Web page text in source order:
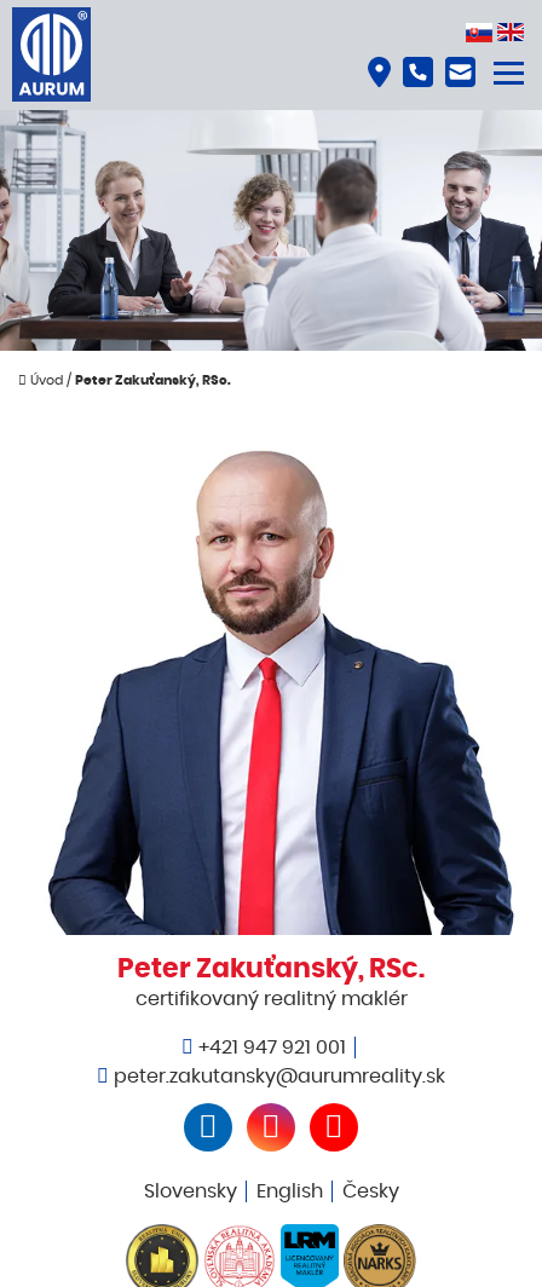
Úvod / Peter Zakuťanský, RSc.
Peter Zakuťanský, RSc.
certifikovaný realitný maklér
+421 947 921 001
peter.zakutansky@aurumreality.sk
Slovensky English Česky